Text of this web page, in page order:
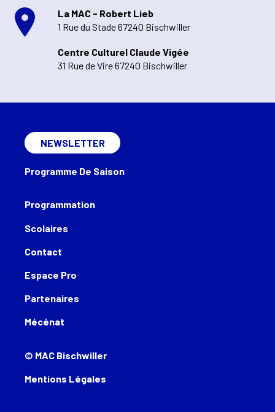
La MAC - Robert Lieb
1 Rue du Stade 67240 Bischwiller
Centre Culturel Claude Vigée
31 Rue de Vire 67240 Bischwiller
Programmation
Scolaires
Contact
Espace Pro
Partenaires
Mécénat
NEWSLETTER
Programme De Saison
© MAC Bischwiller
Mentions Légales